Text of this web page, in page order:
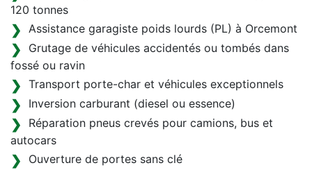
120 tonnes
Assistance garagiste poids lourds (PL) à Orcemont
Grutage de véhicules accidentés ou tombés dans
fossé ou ravin
Transport porte-char et véhicules exceptionnels
Inversion carburant (diesel ou essence)
Réparation pneus crevés pour camions, bus et
autocars
Ouverture de portes sans clé